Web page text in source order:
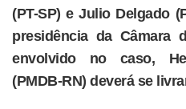
(PT-SP) e Julio Delgado
presidência da Câmara
envolvido no caso,
(PMDB-RN) deverá se